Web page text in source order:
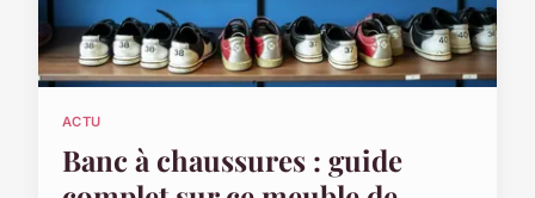
ACTU
Banc à chaussures : guide